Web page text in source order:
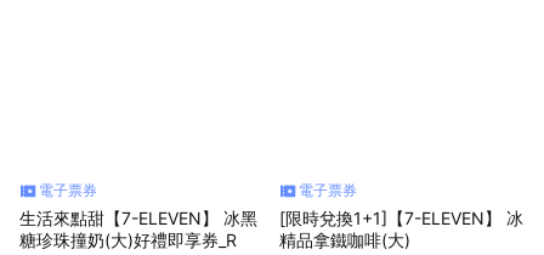
電子票券
生活來點甜【7-ELEVEN】 冰黑
糖珍珠撞奶(大)好禮即享券_R
電子票券
[限時兌換1+1]【7-ELEVEN】 冰
精品拿鐵咖啡(大)